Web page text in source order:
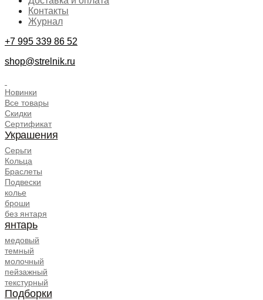
Контакты
Журнал
+7 995 339 86 52
shop@strelnik.ru
Новинки
Все товары
Скидки
Сертификат
Украшения
Серьги
Кольца
Браслеты
Подвески
колье
броши
без янтаря
янтарь
медовый
темный
молочный
пейзажный
текстурный
Подборки